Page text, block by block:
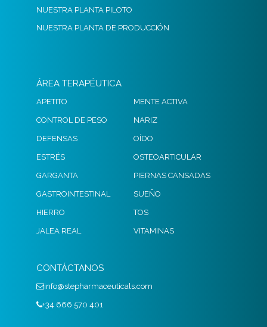
NUESTRA PLANTA PILOTO
NUESTRA PLANTA DE PRODUCCIÓN
ÁREA TERAPÉUTICA
APETITO
CONTROL DE PESO
DEFENSAS
ESTRÉS
GARGANTA
GASTROINTESTINAL
HIERRO
JALEA REAL
MENTE ACTIVA
NARIZ
OÍDO
OSTEOARTICULAR
PIERNAS CANSADAS
SUEÑO
TOS
VITAMINAS
CONTÁCTANOS
info@stepharmaceuticals.com
+34 666 570 401